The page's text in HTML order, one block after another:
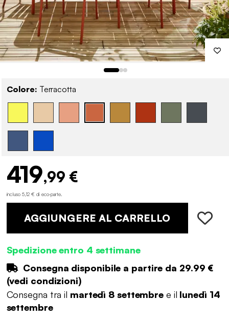
Colore: Terracotta
419,99 €
incluso 5,12 € di eco-parte.
AGGIUNGERE AL CARRELLO
Spedizione entro 4 settimane
Consegna disponibile a partire da 29.99 €
(vedi condizioni)
Consegna tra il martedì 8 settembre e il lunedì 14
settembre